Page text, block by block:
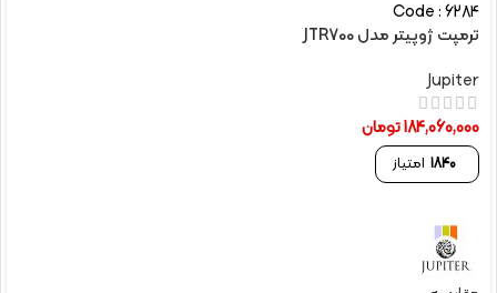
Code : 6284
ترمپت ژوپیتر مدل JTR700
Jupiter
184,060,000تومان
1840 امتیاز